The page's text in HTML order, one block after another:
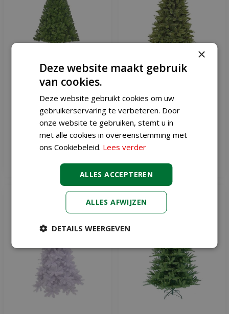
Kunstkerstboom charlton
€29,95
Meer informatie
Frosted slim Pine 155 cm
€ 125,00 €
Meer informatie
×
Deze website maakt gebruik
van cookies.
Deze website gebruikt cookies om uw
gebruikerservaring te verbeteren. Door
onze website te gebruiken, stemt u in
met alle cookies in overeenstemming met
ons Cookiebeleid. Lees verder
ALLES ACCEPTEREN
ALLES AFWIJZEN
DETAILS WEERGEVEN